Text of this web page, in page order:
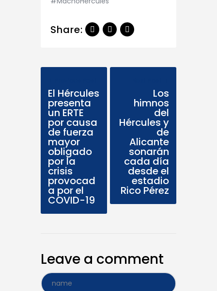
Share:
El Hércules
presenta
un ERTE
por causa
de fuerza
mayor
obligado
por la
crisis
provocad
a por el
COVID-19
Los
himnos
del
Hércules y
de
Alicante
sonarán
cada día
desde el
estadio
Rico Pérez
Leave a comment